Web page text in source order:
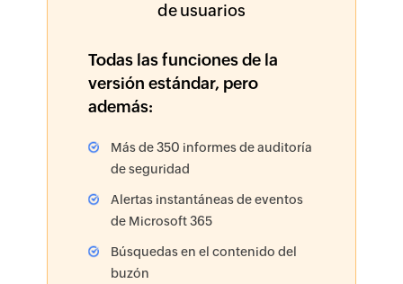
de usuarios
Todas las funciones de la
versión estándar, pero
además:
Más de 350 informes de auditoría
de seguridad
Alertas instantáneas de eventos
de Microsoft 365
Búsquedas en el contenido del
buzón